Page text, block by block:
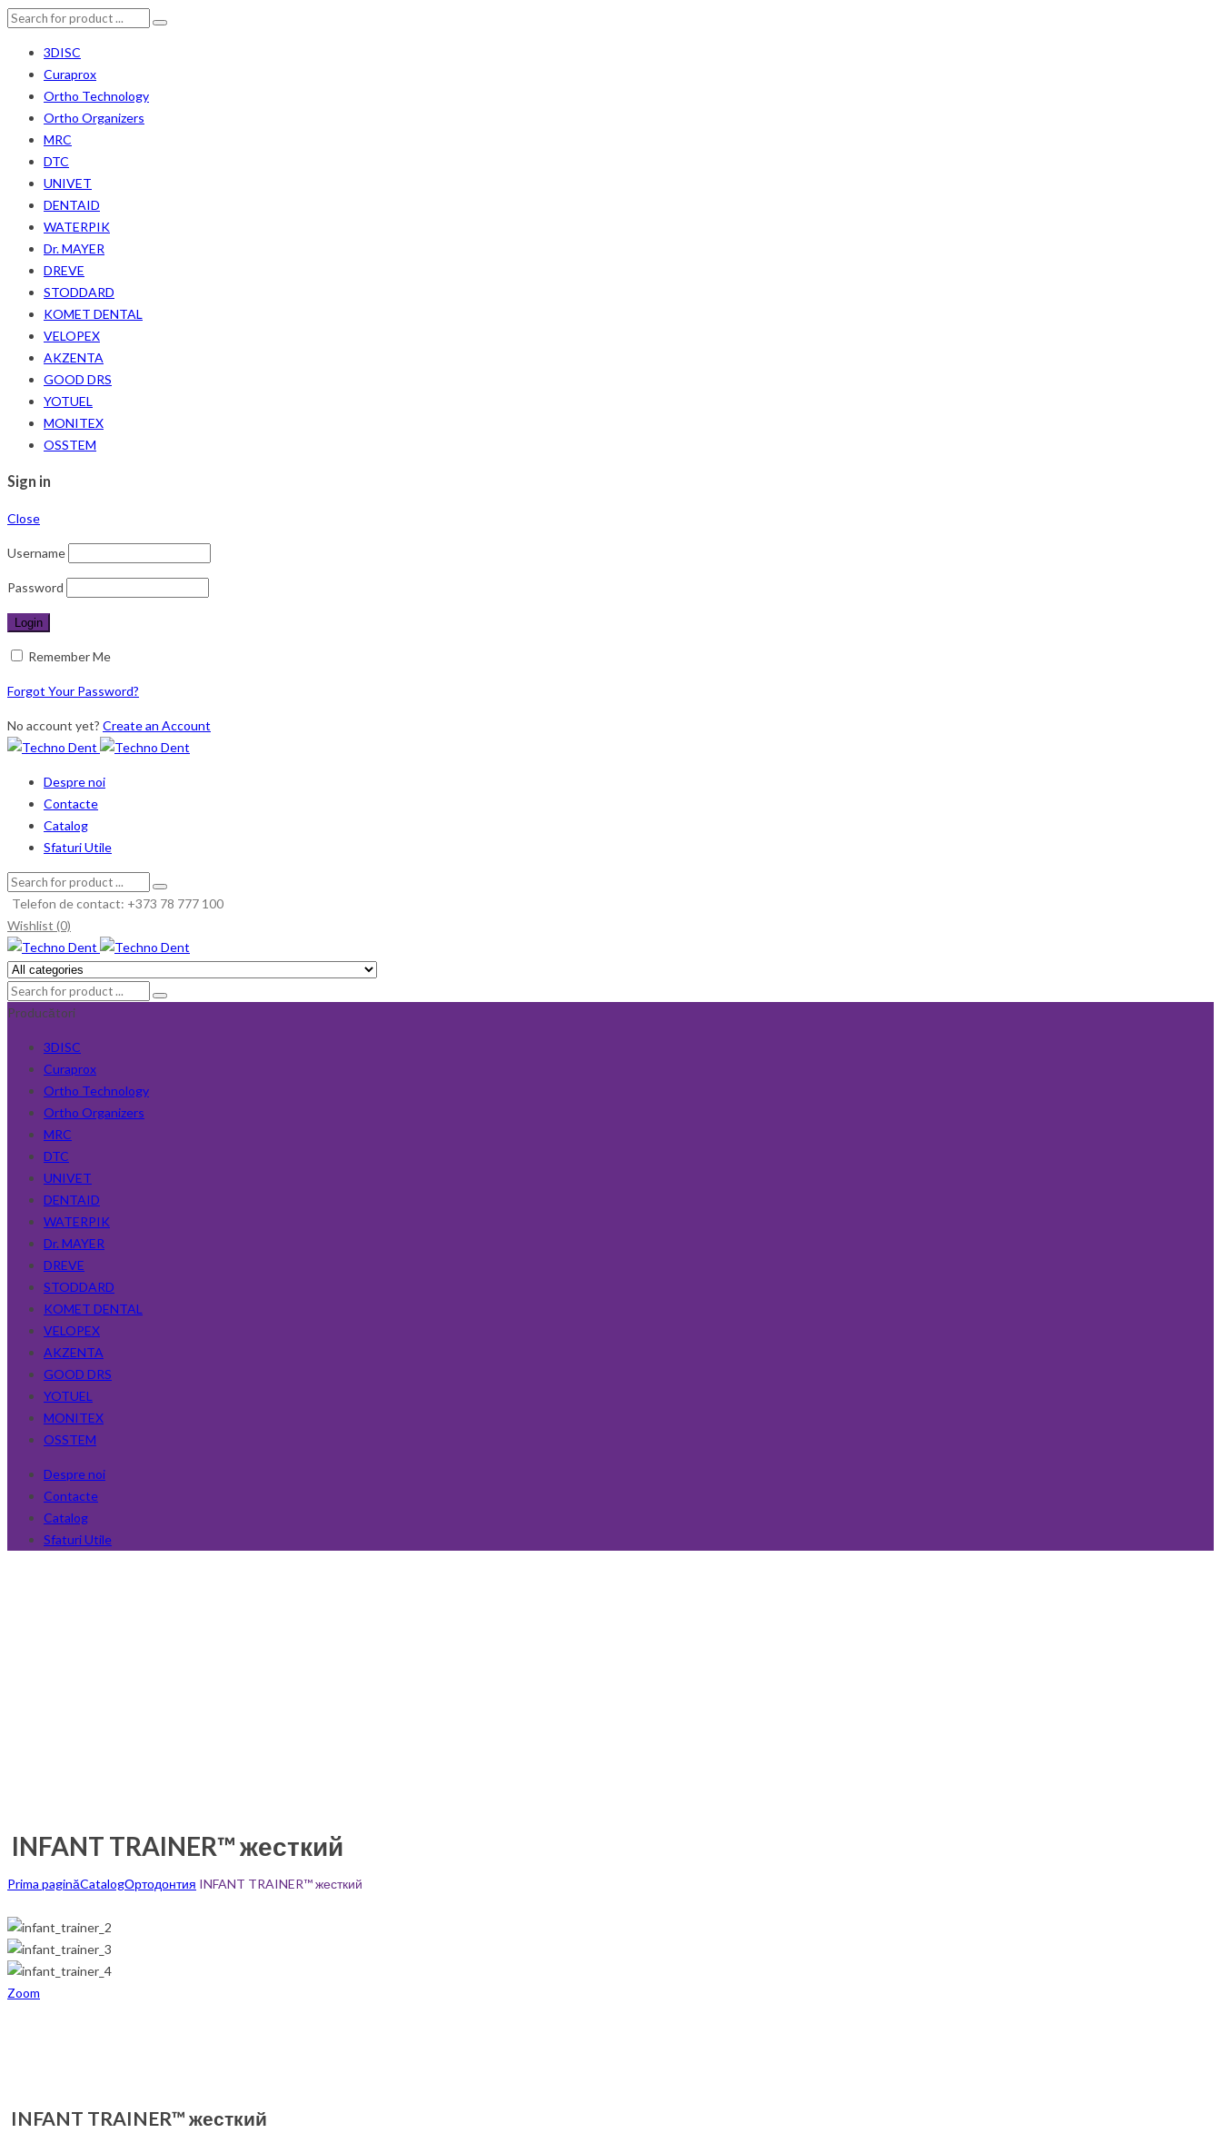
3DISC
Curaprox
Ortho Technology
Ortho Organizers
MRC
DTC
UNIVET
DENTAID
WATERPIK
Dr. MAYER
DREVE
STODDARD
KOMET DENTAL
VELOPEX
AKZENTA
GOOD DRS
YOTUEL
MONITEX
OSSTEM
Sign in
Close
Username
Password
Remember Me
Forgot Your Password?
No account yet? Create an Account
Despre noi
Contacte
Catalog
Sfaturi Utile
Telefon de contact: +373 78 777 100
Wishlist (0)
Producători
3DISC
Curaprox
Ortho Technology
Ortho Organizers
MRC
DTC
UNIVET
DENTAID
WATERPIK
Dr. MAYER
DREVE
STODDARD
KOMET DENTAL
VELOPEX
AKZENTA
GOOD DRS
YOTUEL
MONITEX
OSSTEM
Despre noi
Contacte
Catalog
Sfaturi Utile
INFANT TRAINER™ жесткий
Prima paginăCatalogОртодонтия INFANT TRAINER™ жесткий
Zoom
INFANT TRAINER™ жесткий